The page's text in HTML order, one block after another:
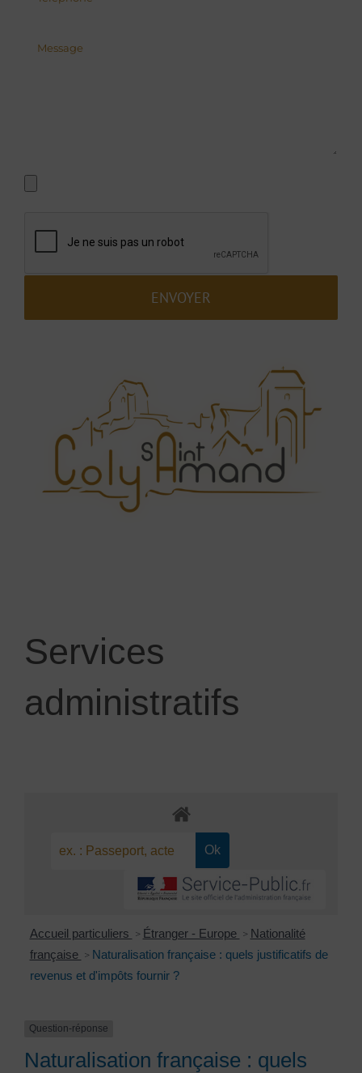
Services
administratifs
Accueil particuliers > Étranger - Europe > Nationalité
française > Naturalisation française : quels justificatifs de
revenus et d'impôts fournir ?
Question-réponse
Naturalisation française : quels